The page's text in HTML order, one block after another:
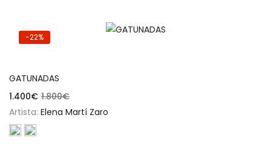
-22%
GATUNADAS
1.400€ 1.800€
Artista: Elena Martí Zaro